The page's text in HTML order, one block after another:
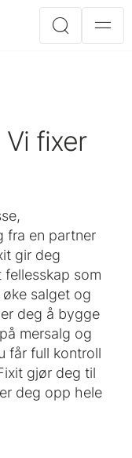
fixer
fra en partner
gir deg
som
salget og
deg å bygge
mersalg og
får full kontroll
gjør deg til
deg opp hele